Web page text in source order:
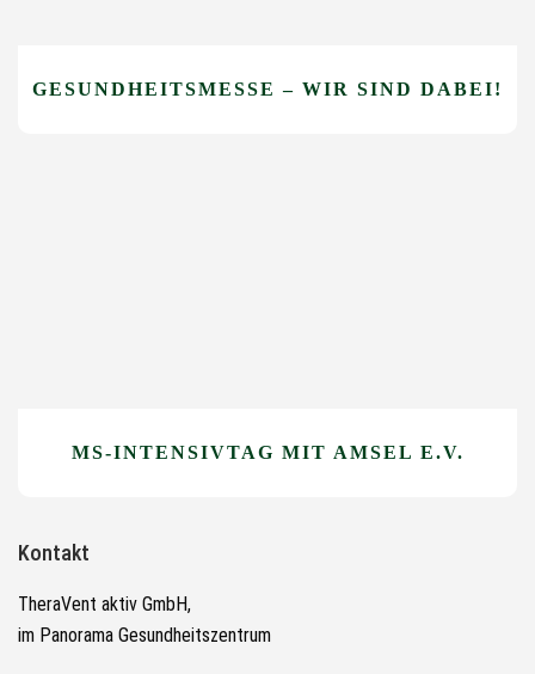
GESUNDHEITSMESSE – WIR SIND DABEI!
MS-INTENSIVTAG MIT AMSEL E.V.
Kontakt
TheraVent aktiv GmbH,
im Panorama Gesundheitszentrum